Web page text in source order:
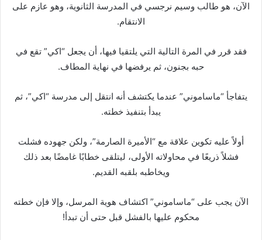
الآن، هو طالب وسيم نرجسي في المدرسة الثانوية، وهو عازم على
الانتقام.
فقد قرر في المرة التالية التي يلتقيا فيها، أن يجعل “اكي” تقع في
حبه بجنون، ثم يرفضها في نهاية المطاف.
يتفاجأ “ماساموني” عندما يكتشف أنه انتقل إلى مدرسة “اكي”، ثم
يبدأ بتنفيذ خطته.
أولاً عليه تكوين علاقة مع “الأميرة الصارمة”، ولكن جهوده فشلت
فشلاً ذريعًا في محاولاته الأولى، ليتلقى خطابًا غامضًا بعد ذلك
ويخاطبه بلقبه القديم.
الآن يجب على “ماساموني” اكتشاف هوية المرسل، وإلا فإن خطته
محكوم عليها بالفشل قبل حتى أن تبدأ!